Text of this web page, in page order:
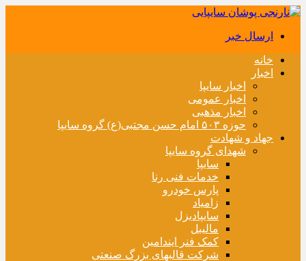
ارسال خبر
خانه
اخبار
اخبار سایپا
اخبار عمومی
اخبار مذهبی
حوزه ۵۰۳ امام حسن مجتبی(ع) گروه سایپا
جهاد و شهادت
شهدای گروه سایپا
سایپا
خدمات فنی رنا
پارس خودرو
زامیاد
سایپادیزل
مالیبل
کمک فنر ایندامین
شرکت قالبهای بزرگ صنعتی